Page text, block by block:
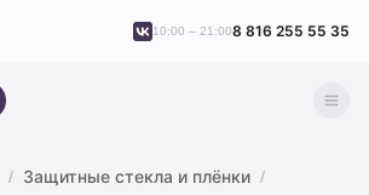
10:00 – 21:008 816 255 55 35
Защитные стекла и плёнки